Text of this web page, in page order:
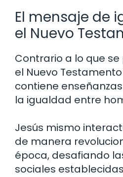
El mensaje de
el Nuevo
Contrario a lo que
el Nuevo
contiene
la igualdad entre
Jesús mismo
de manera
época, desafiando
sociales